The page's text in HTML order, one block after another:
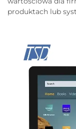
produktach lub